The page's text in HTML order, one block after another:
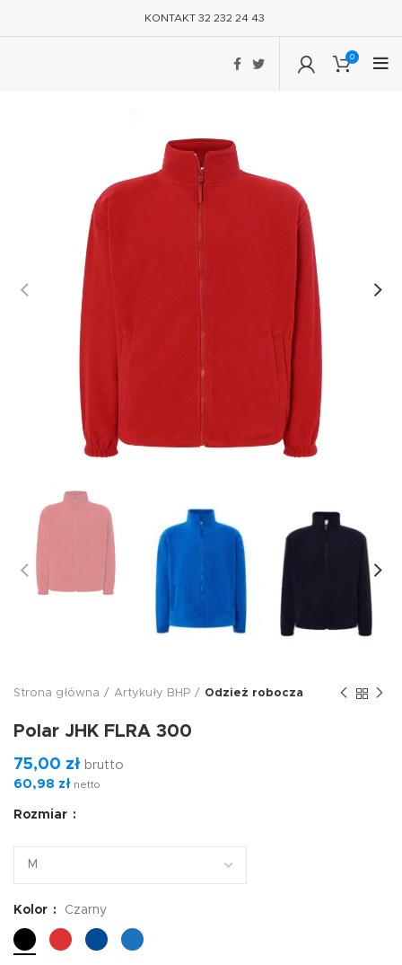
KONTAKT 32 232 24 43
0
Strona główna Artykuły BHP Odzież robocza
Polar JHK FLRA 300
75,00 zł brutto
60,98 zł netto
Rozmiar
Kolor Czarny